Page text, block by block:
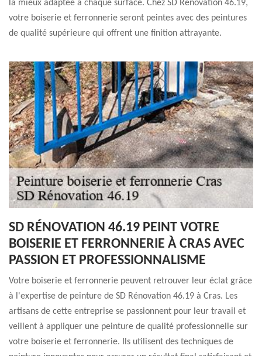
la mieux adaptée à chaque surface. Chez SD Rénovation 46.19,
votre boiserie et ferronnerie seront peintes avec des peintures
de qualité supérieure qui offrent une finition attrayante.
SD RÉNOVATION 46.19 PEINT VOTRE
BOISERIE ET FERRONNERIE À CRAS AVEC
PASSION ET PROFESSIONNALISME
Votre boiserie et ferronnerie peuvent retrouver leur éclat grâce
à l'expertise de peinture de SD Rénovation 46.19 à Cras. Les
artisans de cette entreprise se passionnent pour leur travail et
veillent à appliquer une peinture de qualité professionnelle sur
votre boiserie et ferronnerie. Ils utilisent des techniques de